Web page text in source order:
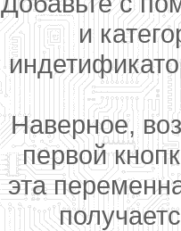
и
Наверное,
первой
эта